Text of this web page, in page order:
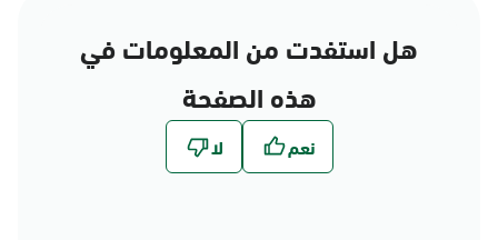
هل استفدت من المعلومات في
هذه الصفحة